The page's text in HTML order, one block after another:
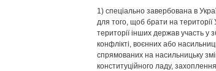
1) спеціально завербована в
для того, щоб брати на території
території інших держав участь у
конфлікті, воєнних або
спрямованих на насильницьку
конституційного ладу,